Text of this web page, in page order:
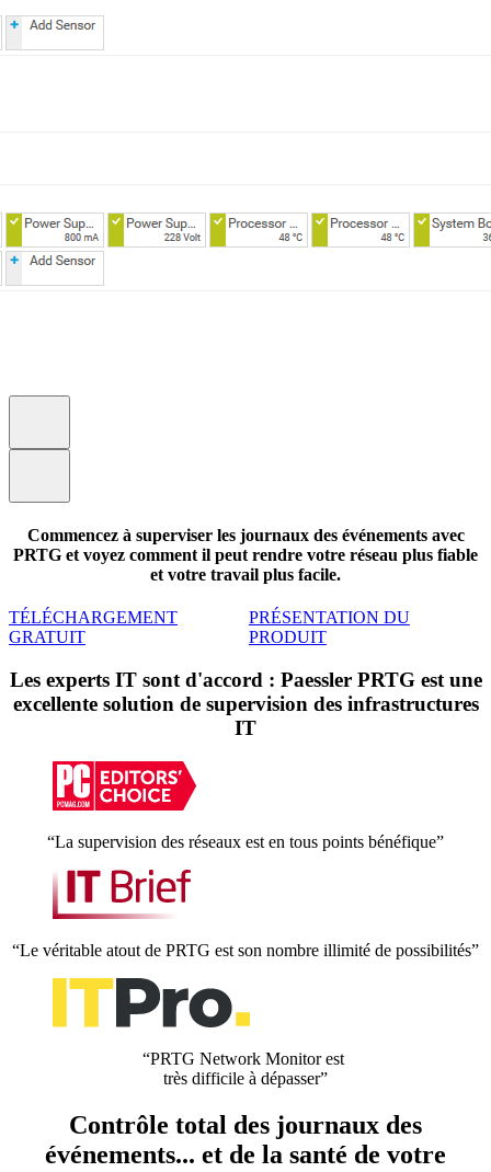
Commencez à superviser les journaux des événements avec
PRTG et voyez comment il peut rendre votre réseau plus fiable
et votre travail plus facile.
TÉLÉCHARGEMENT
GRATUIT
PRÉSENTATION DU
PRODUIT
Les experts IT sont d'accord : Paessler PRTG est une
excellente solution de supervision des infrastructures
IT
“La supervision des réseaux est en tous points bénéfique”
“Le véritable atout de PRTG est son nombre illimité de possibilités”
“PRTG Network Monitor est
très difficile à dépasser”
Contrôle total des journaux des
événements... et de la santé de votre